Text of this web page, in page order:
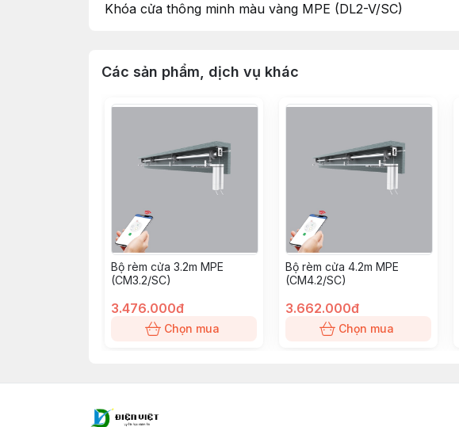
Khóa cửa thông minh màu vàng MPE (DL2-V/SC)
Các sản phẩm, dịch vụ khác
Bộ rèm cửa 3.2m MPE
(CM3.2/SC)
3.476.000đ
Chọn mua
Bộ rèm cửa 4.2m MPE
(CM4.2/SC)
3.662.000đ
Chọn mua